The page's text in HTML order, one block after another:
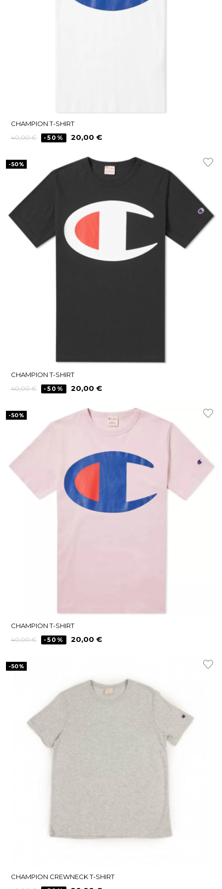
CHAMPION T-SHIRT
Precio
40,00 € -50% Precio
20,00 €
-50%
CHAMPION T-SHIRT
Precio
40,00 € -50% Precio
20,00 €
-50%
CHAMPION T-SHIRT
Precio
40,00 € -50% Precio
20,00 €
-50%
CHAMPION CREWNECK T-SHIRT